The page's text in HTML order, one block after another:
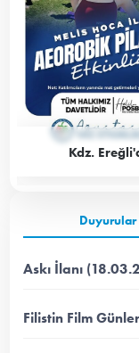
Kdz.
Duyurular
Askı İlanı
Filistin Film